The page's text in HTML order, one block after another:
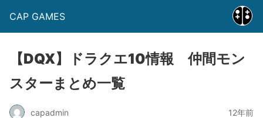
CAP GAMES
【DQX】ドラクエ10情報 仲間モン
スターまとめ一覧
capadmin 12年前